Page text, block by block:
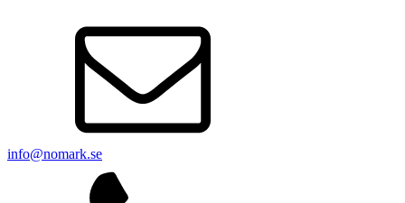
info@nomark.se